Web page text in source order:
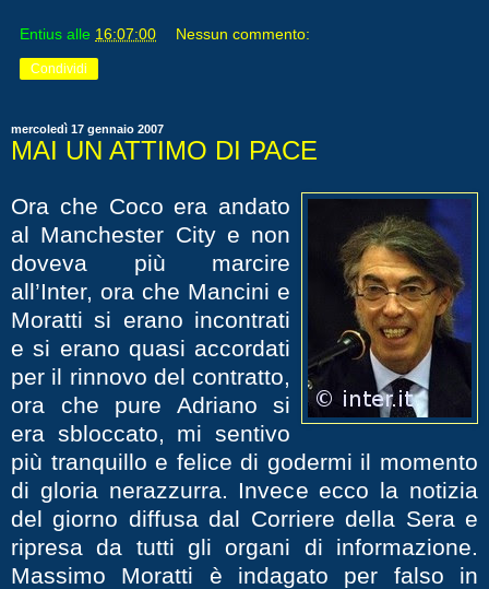
Entius alle 16:07:00 Nessun commento:
Condividi
mercoledì 17 gennaio 2007
MAI UN ATTIMO DI PACE
Ora che Coco era andato
al Manchester City e non
doveva più marcire
all’Inter, ora che Mancini e
Moratti si erano incontrati
e si erano quasi accordati
per il rinnovo del contratto,
ora che pure Adriano si
era sbloccato, mi sentivo
più tranquillo e felice di godermi il momento
di gloria nerazzurra. Invece ecco la notizia
del giorno diffusa dal Corriere della Sera e
ripresa da tutti gli organi di informazione.
Massimo Moratti è indagato per falso in